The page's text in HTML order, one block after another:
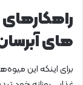
های
برای اینکه این